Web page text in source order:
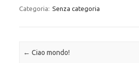
Categoria: Senza categoria
Navigazione articolo
← Ciao mondo!